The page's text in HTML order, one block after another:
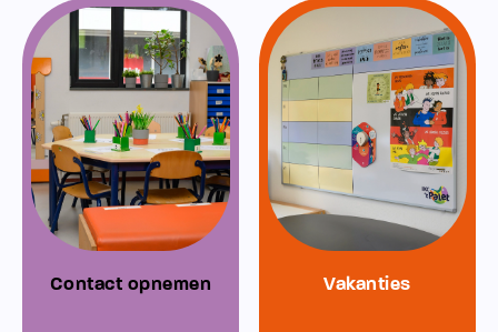
Contact opnemen Vakanties